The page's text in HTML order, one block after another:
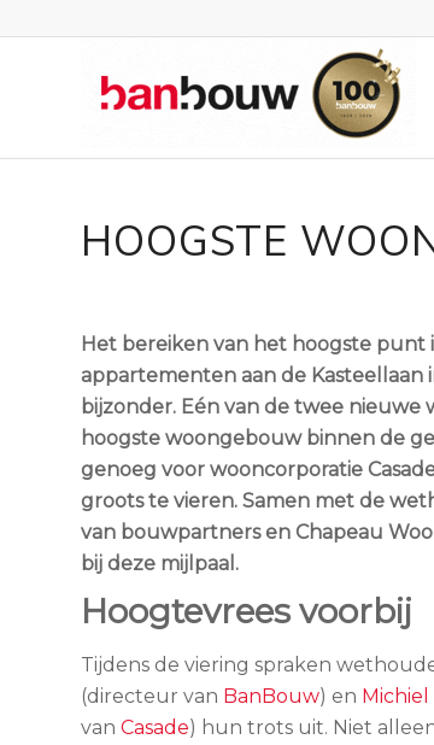
HOOGSTE
Het bereiken van het hoogste punt
appartementen aan de Kasteellaan
bijzonder. Eén van de twee
hoogste woongebouw binnen de
genoeg voor wooncorporatie
groots te vieren. Samen met de
van bouwpartners en Chapeau
bij deze mijlpaal.
Hoogtevrees voorbij
Tijdens de viering spraken
(directeur van BanBouw) en
van Casade) hun trots uit. Niet